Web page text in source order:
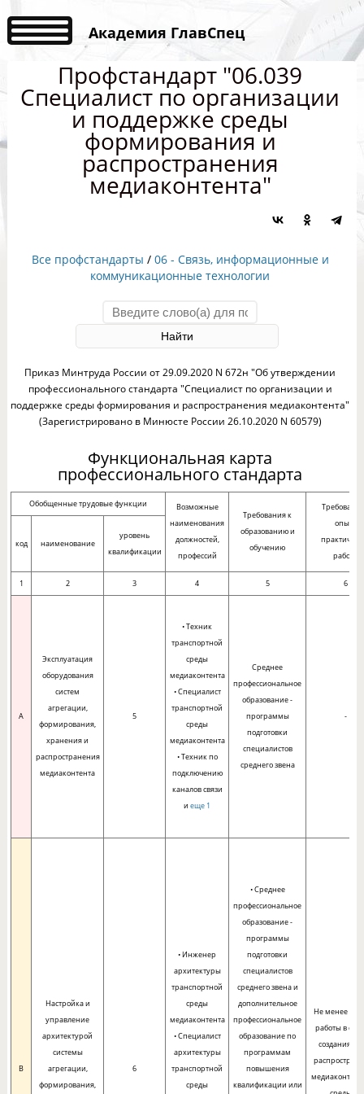
Академия ГлавСпец
Профстандарт "06.039
Специалист по организации
и поддержке среды
формирования и
распространения
медиаконтента"
Все профстандарты / 06 - Связь, информационные и
коммуникационные технологии
Приказ Минтруда России от 29.09.2020 N 672н "Об утверждении
профессионального стандарта "Специалист по организации и
поддержке среды формирования и распространения медиаконтента"
(Зарегистрировано в Минюсте России 26.10.2020 N 60579)
Функциональная карта
профессионального стандарта
Обобщенные трудовые функции
Возможные
наименования
должностей,
профессий
Требования к
образованию и
обучению
опыту
работы
код наименование
уровень
квалификации
1 2 3 4 5 6
A
Эксплуатация
оборудования
систем
агрегации,
формирования,
хранения и
распространения
медиаконтента
5
• Техник
транспортной
среды
медиаконтента
• Специалист
транспортной
среды
медиаконтента
• Техник по
подключению
каналов связи
иеще 1
Среднее
профессиональное
образование -
программы
подготовки
специалистов
среднего звена
-
B
Настройка и
управление
архитектурой
системы
агрегации,
формирования,
6
• Инженер
архитектуры
транспортной
среды
медиаконтента
• Специалист
архитектуры
транспортной
среды
• Среднее
профессиональное
образование -
программы
подготовки
специалистов
среднего звена и
дополнительное
профессиональное
образование по
программам
повышения
квалификации или
Не менее
работы в
создания и/